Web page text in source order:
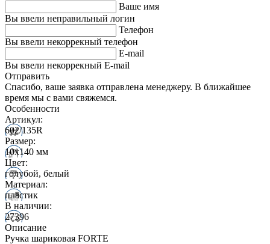
Ваше имя
Вы ввели неправильный логин
Телефон
Вы ввели некоррекный телефон
E-mail
Вы ввели некоррекный E-mail
Отправить
Спасибо, ваше заявка отправлена менеджеру. В ближайшее
время мы с вами свяжемся.
Особенности
Артикул:
602/135R
Размер:
10х140 мм
Цвет:
голубой, белый
Материал:
пластик
В наличии:
27396
Описание
Ручка шариковая FORTE